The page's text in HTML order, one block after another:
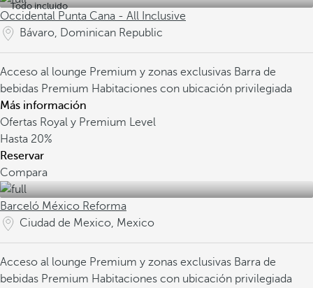
Todo incluido
Occidental Punta Cana - All Inclusive
Bávaro, Dominican Republic
Acceso al lounge Premium y zonas exclusivas Barra de
bebidas Premium Habitaciones con ubicación privilegiada
Más información
Ofertas Royal y Premium Level
Hasta 20%
Reservar
Compara
Barceló México Reforma
Ciudad de Mexico, Mexico
Acceso al lounge Premium y zonas exclusivas Barra de
bebidas Premium Habitaciones con ubicación privilegiada